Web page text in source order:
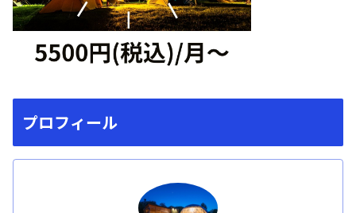
プロフィール